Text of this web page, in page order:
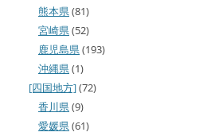
熊本県(81)
宮崎県(52)
鹿児島県(193)
沖縄県(1)
[四国地方](72)
香川県(9)
愛媛県(61)